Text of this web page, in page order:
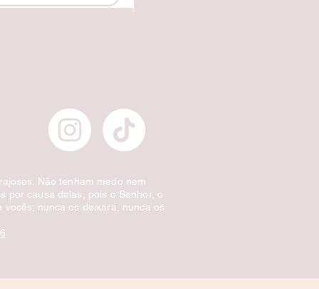
Não tenham medo nem
por causa delas, pois o Senhor, o
vocês; nunca os deixará, nunca os